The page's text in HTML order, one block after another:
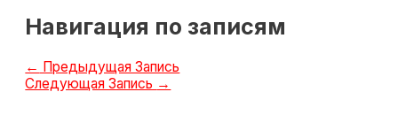
Навигация по записям
← Предыдущая Запись
Следующая Запись →